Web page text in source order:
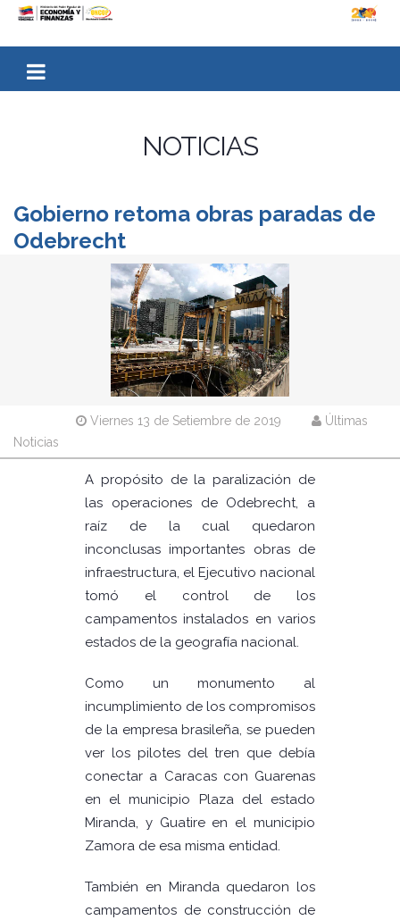
NOTICIAS
Gobierno retoma obras paradas de
Odebrecht
Viernes 13 de Setiembre de 2019
Últimas
Noticias
A propósito de la paralización de
las operaciones de Odebrecht, a
raíz de la cual quedaron
inconclusas importantes obras de
infraestructura, el Ejecutivo nacional
tomó el control de los
campamentos instalados en varios
estados de la geografía nacional.
Como un monumento al
incumplimiento de los compromisos
de la empresa brasileña, se pueden
ver los pilotes del tren que debía
conectar a Caracas con Guarenas
en el municipio Plaza del estado
Miranda, y Guatire en el municipio
Zamora de esa misma entidad.
También en Miranda quedaron los
campamentos de construcción de